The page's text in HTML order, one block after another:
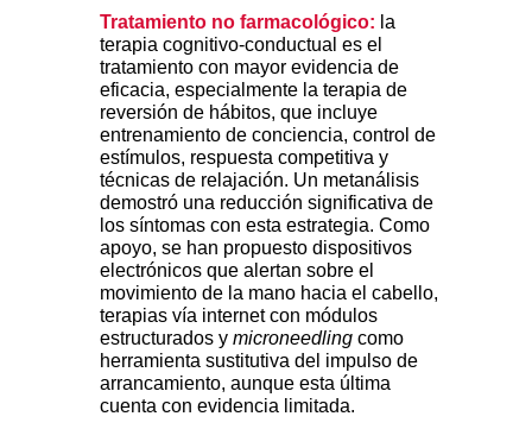
Tratamiento no farmacológico: la
terapia cognitivo-conductual es el
tratamiento con mayor evidencia de
eficacia, especialmente la terapia de
reversión de hábitos, que incluye
entrenamiento de conciencia, control de
estímulos, respuesta competitiva y
técnicas de relajación. Un metanálisis
demostró una reducción significativa de
los síntomas con esta estrategia. Como
apoyo, se han propuesto dispositivos
electrónicos que alertan sobre el
movimiento de la mano hacia el cabello,
terapias vía internet con módulos
estructurados y microneedling como
herramienta sustitutiva del impulso de
arrancamiento, aunque esta última
cuenta con evidencia limitada.